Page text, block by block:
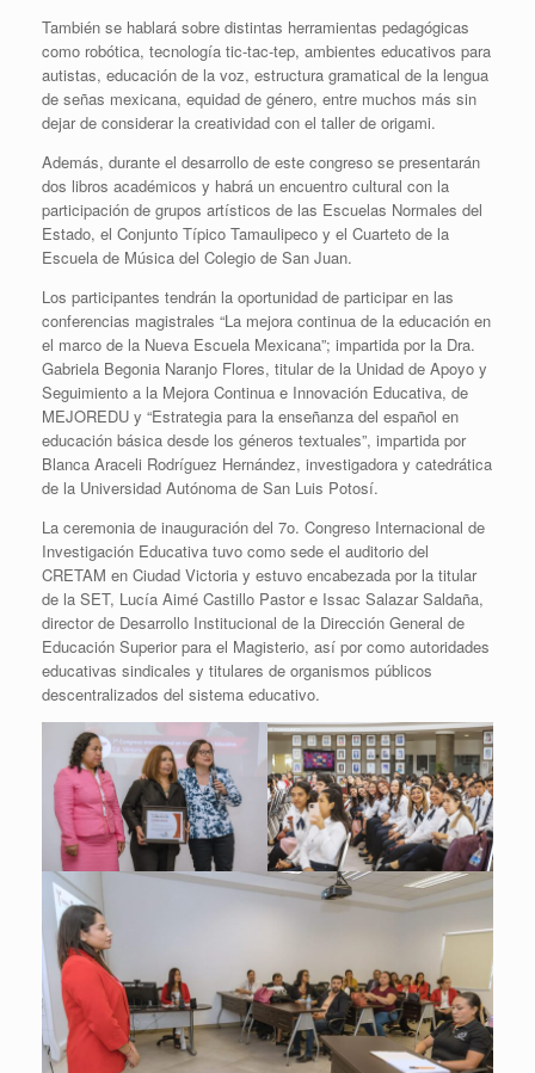
También se hablará sobre distintas herramientas pedagógicas
como robótica, tecnología tic-tac-tep, ambientes educativos para
autistas, educación de la voz, estructura gramatical de la lengua
de señas mexicana, equidad de género, entre muchos más sin
dejar de considerar la creatividad con el taller de origami.
Además, durante el desarrollo de este congreso se presentarán
dos libros académicos y habrá un encuentro cultural con la
participación de grupos artísticos de las Escuelas Normales del
Estado, el Conjunto Típico Tamaulipeco y el Cuarteto de la
Escuela de Música del Colegio de San Juan.
Los participantes tendrán la oportunidad de participar en las
conferencias magistrales “La mejora continua de la educación en
el marco de la Nueva Escuela Mexicana”; impartida por la Dra.
Gabriela Begonia Naranjo Flores, titular de la Unidad de Apoyo y
Seguimiento a la Mejora Continua e Innovación Educativa, de
MEJOREDU y “Estrategia para la enseñanza del español en
educación básica desde los géneros textuales”, impartida por
Blanca Araceli Rodríguez Hernández, investigadora y catedrática
de la Universidad Autónoma de San Luis Potosí.
La ceremonia de inauguración del 7o. Congreso Internacional de
Investigación Educativa tuvo como sede el auditorio del
CRETAM en Ciudad Victoria y estuvo encabezada por la titular
de la SET, Lucía Aimé Castillo Pastor e Issac Salazar Saldaña,
director de Desarrollo Institucional de la Dirección General de
Educación Superior para el Magisterio, así por como autoridades
educativas sindicales y titulares de organismos públicos
descentralizados del sistema educativo.